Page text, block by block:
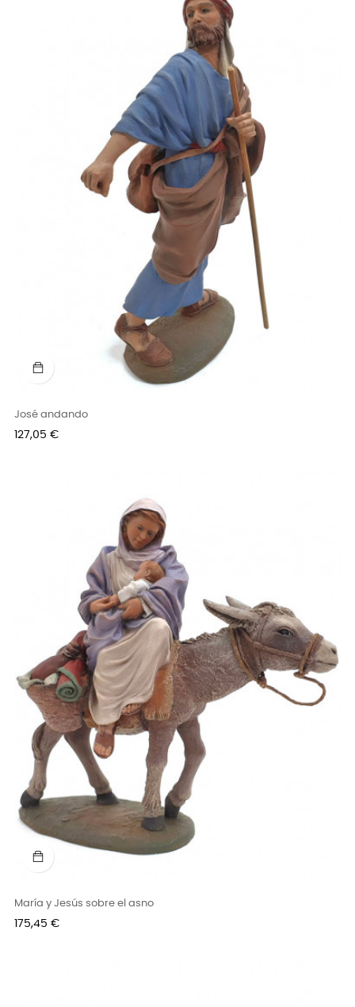
José andando
Precio
127,05 €
María y Jesús sobre el asno
Precio
175,45 €